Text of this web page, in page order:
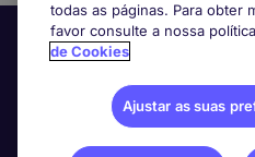
todas as páginas. Para obter
favor consulte a nossa
de Cookies
Ajustar as suas